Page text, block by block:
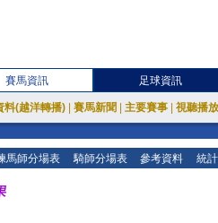
賽馬資訊 足球資訊
料(越洋轉播) 賽馬新聞 主要賽事 視聽播
馬師分場表 騎師分場表 參考資料 統